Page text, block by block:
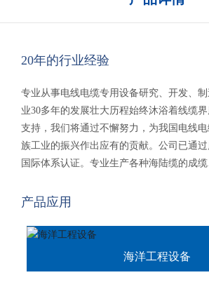
20年的行业经验
专业从事电线电缆专用设备研究、开发、
业30多年的发展壮大历程始终沐浴着线缆
支持，我们将通过不懈努力，为我国电线
族工业的振兴作出应有的贡献。公司已通
国际体系认证。专业生产各种海陆缆的成
二十多个省、市、自治区，海外二十多个国
产品应用
海洋工程设备